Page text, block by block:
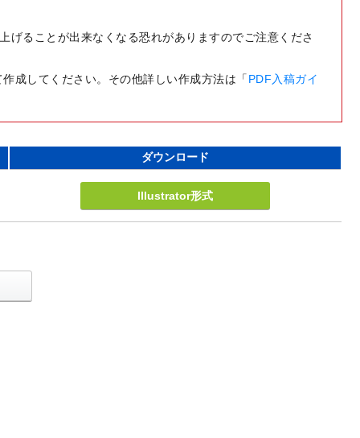
ることが出来なくなる恐れがありますのでご注意くださ
成してください。その他詳しい作成方法は「 PDF入稿ガイ
ダウンロード
Illustrator形式